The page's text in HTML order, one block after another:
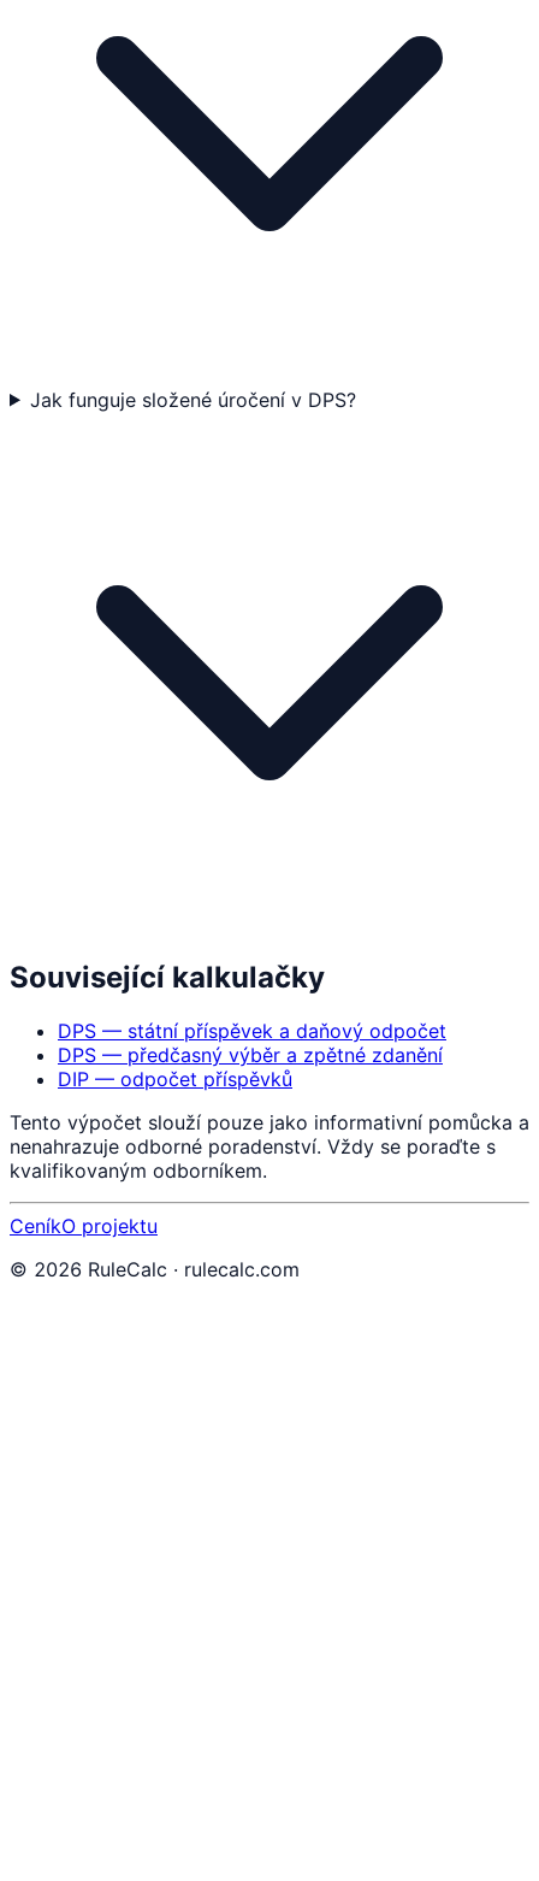
Jak funguje složené úročení v DPS?
Související kalkulačky
DPS — státní příspěvek a daňový odpočet
DPS — předčasný výběr a zpětné zdanění
DIP — odpočet příspěvků
Tento výpočet slouží pouze jako informativní pomůcka a
nenahrazuje odborné poradenství. Vždy se poraďte s
kvalifikovaným odborníkem.
CeníkO projektu
© 2026 RuleCalc · rulecalc.com